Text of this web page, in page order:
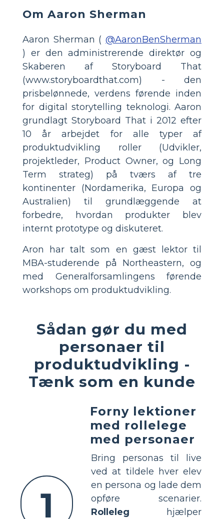
Om Aaron Sherman
Aaron Sherman ( @AaronBenSherman
) er den administrerende direktør og
Skaberen af Storyboard That
(www.storyboardthat.com) - den
prisbelønnede, verdens førende inden
for digital storytelling teknologi. Aaron
grundlagt Storyboard That i 2012 efter
10 år arbejdet for alle typer af
produktudvikling roller (Udvikler,
projektleder, Product Owner, og Long
Term strateg) på tværs af tre
kontinenter (Nordamerika, Europa og
Australien) til grundlæggende at
forbedre, hvordan produkter blev
internt prototype og diskuteret.
Aron har talt som en gæst lektor til
MBA-studerende på Northeastern, og
med Generalforsamlingens førende
workshops om produktudvikling.
Sådan gør du med
personaer til
produktudvikling -
Tænk som en kunde
1
Forny lektioner
med rollelege
med personaer
Bring personas til live
ved at tildele hver elev
en persona og lade dem
opføre scenarier.
Rolleleg hjælper